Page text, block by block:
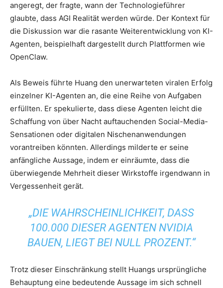
angeregt, der fragte, wann der Technologieführer
glaubte, dass AGI Realität werden würde. Der Kontext für
die Diskussion war die rasante Weiterentwicklung von KI-
Agenten, beispielhaft dargestellt durch Plattformen wie
OpenClaw.
Als Beweis führte Huang den unerwarteten viralen Erfolg
einzelner KI-Agenten an, die eine Reihe von Aufgaben
erfüllten. Er spekulierte, dass diese Agenten leicht die
Schaffung von über Nacht auftauchenden Social-Media-
Sensationen oder digitalen Nischenanwendungen
vorantreiben könnten. Allerdings milderte er seine
anfängliche Aussage, indem er einräumte, dass die
überwiegende Mehrheit dieser Wirkstoffe irgendwann in
Vergessenheit gerät.
„DIE WAHRSCHEINLICHKEIT, DASS
100.000 DIESER AGENTEN NVIDIA
BAUEN, LIEGT BEI NULL PROZENT.“
Trotz dieser Einschränkung stellt Huangs ursprüngliche
Behauptung eine bedeutende Aussage im sich schnell